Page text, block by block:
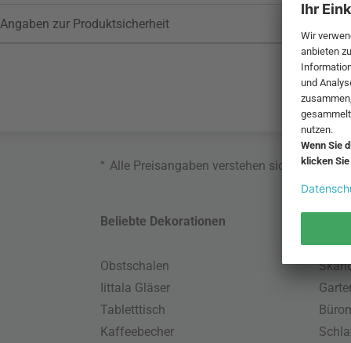
Angaben zur Produktsicherheit
* Alle Preisangaben verstehen sich inklusive
Beliebte Dekorationen
Obstschalen
Iittala Gläser
Tabletttisch
Kaffeebecher